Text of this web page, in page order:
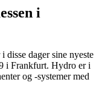
i
disse dager sine nyeste
i Frankfurt. Hydro er i
og -systemer med